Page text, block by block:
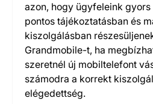
azon, hogy ügyfeleink
pontos tájékoztatásban és
kiszolgálásban
Grandmobile-t, ha
szeretnél új mobiltelefont
számodra a korrekt
elégedettség.